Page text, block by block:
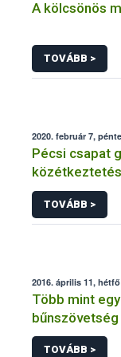
A kölcsönös
TOVÁBB >
2020. február 7,
Pécsi csapat
TOVÁBB >
2016. április 11, hétfő
Több mint
bűnszövetség
TOVÁBB >